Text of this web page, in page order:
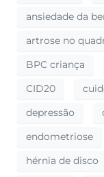
ansiedade da
artrose no
BPC criança
CID20
depressão
endometriose
hérnia de disco